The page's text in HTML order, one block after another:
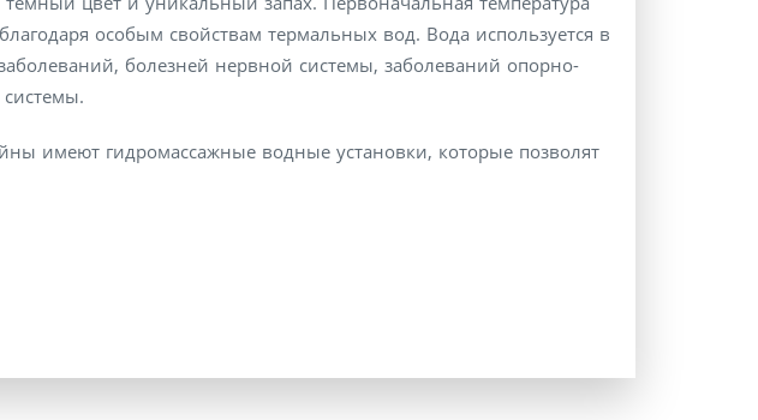
особым свойствам термальных вод. Вода используется в
болезней нервной системы, заболеваний опорно-
имеют гидромассажные водные установки, которые позволят